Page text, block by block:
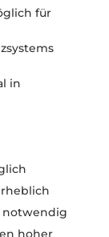
für
in
notwendig
hoher